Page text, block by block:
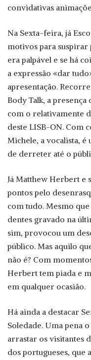
convidativas
Na Sexta-feira, já
motivos para suspirar
era palpável e se há
a expressão «dar
apresentação.
Body Talk, a
com o relativamente
deste LISB-ON. Com
Michele, a vocalista, é
de derreter até o
Já Matthew Herbert e
pontos pelo
com tudo. Mesmo
dentes gravado na
sim, provocou um
público. Mas aquilo
não é? Com
Herbert tem piada e
em qualquer ocasião.
Há ainda a destacar
Soledade. Uma pena
arrastar os visitantes
dos portugueses, que